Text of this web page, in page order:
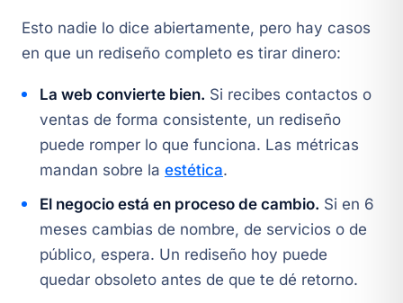
Esto nadie lo dice abiertamente, pero hay casos
en que un rediseño completo es tirar dinero:
La web convierte bien. Si recibes contactos o
ventas de forma consistente, un rediseño
puede romper lo que funciona. Las métricas
mandan sobre la estética.
El negocio está en proceso de cambio. Si en 6
meses cambias de nombre, de servicios o de
público, espera. Un rediseño hoy puede
quedar obsoleto antes de que te dé retorno.